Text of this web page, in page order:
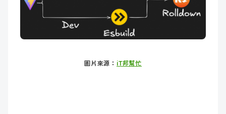
圖片來源： iT邦幫忙